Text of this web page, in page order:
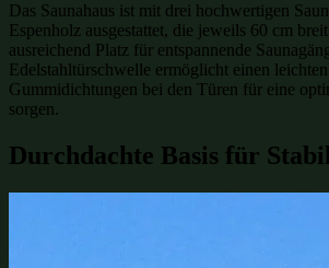
Das Saunahaus ist mit drei hochwertigen
Espenholz ausgestattet, die jeweils 60 cm
ausreichend Platz für entspannende
Edelstahltürschwelle ermöglicht einen
Gummidichtungen bei den Türen für eine
sorgen.
Durchdachte Basis für